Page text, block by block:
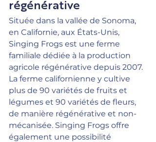
régénérative
Située dans la vallée de Sonoma,
en Californie, aux États-Unis,
Singing Frogs est une ferme
familiale dédiée à la production
agricole régénérative depuis 2007.
La ferme californienne y cultive
plus de 90 variétés de fruits et
légumes et 90 variétés de fleurs,
de manière régénérative et non-
mécanisée. Singing Frogs offre
également une possibilité